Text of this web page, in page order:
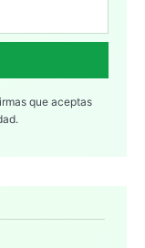
que aceptas